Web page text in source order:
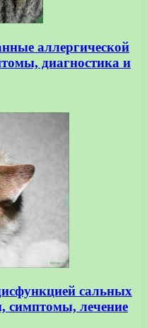
аллергической
диагностика и
сальных
лечение